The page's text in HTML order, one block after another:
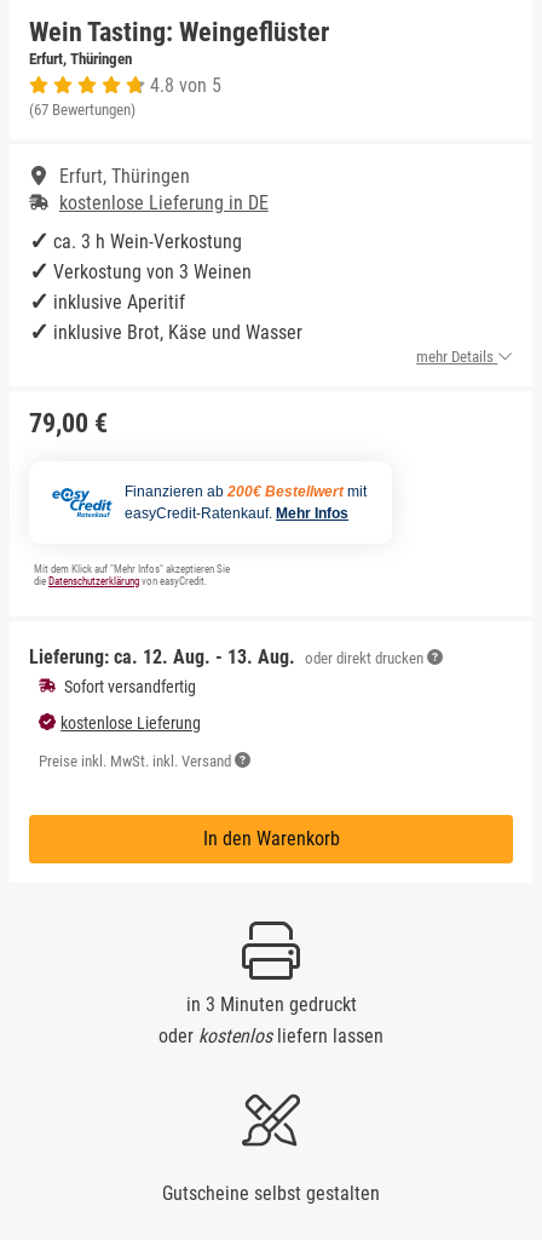
Wein Tasting: Weingeflüster
Erfurt, Thüringen
4.8 von 5
(67 Bewertungen)
Erfurt, Thüringen
kostenlose Lieferung in DE
ca. 3 h Wein-Verkostung
Verkostung von 3 Weinen
inklusive Aperitif
inklusive Brot, Käse und Wasser
mehr Details
79,00 €
Finanzieren ab 200€ Bestellwert mit
easyCredit-Ratenkauf. Mehr Infos
Mit dem Klick auf "Mehr Infos" akzeptieren Sie
die Datenschutzerklärung von easyCredit.
Lieferung: ca. 12. Aug. - 13. Aug. oder direkt drucken
Sofort versandfertig
kostenlose Lieferung
Preise inkl. MwSt. inkl. Versand
In den Warenkorb
in 3 Minuten gedruckt
oder kostenlosliefern lassen
Gutscheine selbst gestalten
Niedersachsen
NRW
Rheinland-Pfalz
Saarland
Sachsen
Schleswig-Holstein
Thüringen
Rum Tasting
Schokolade
Sekt Tasting
Tequila
Wein Tasting